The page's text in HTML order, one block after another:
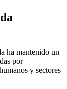
ha mantenido un
por
y sectores